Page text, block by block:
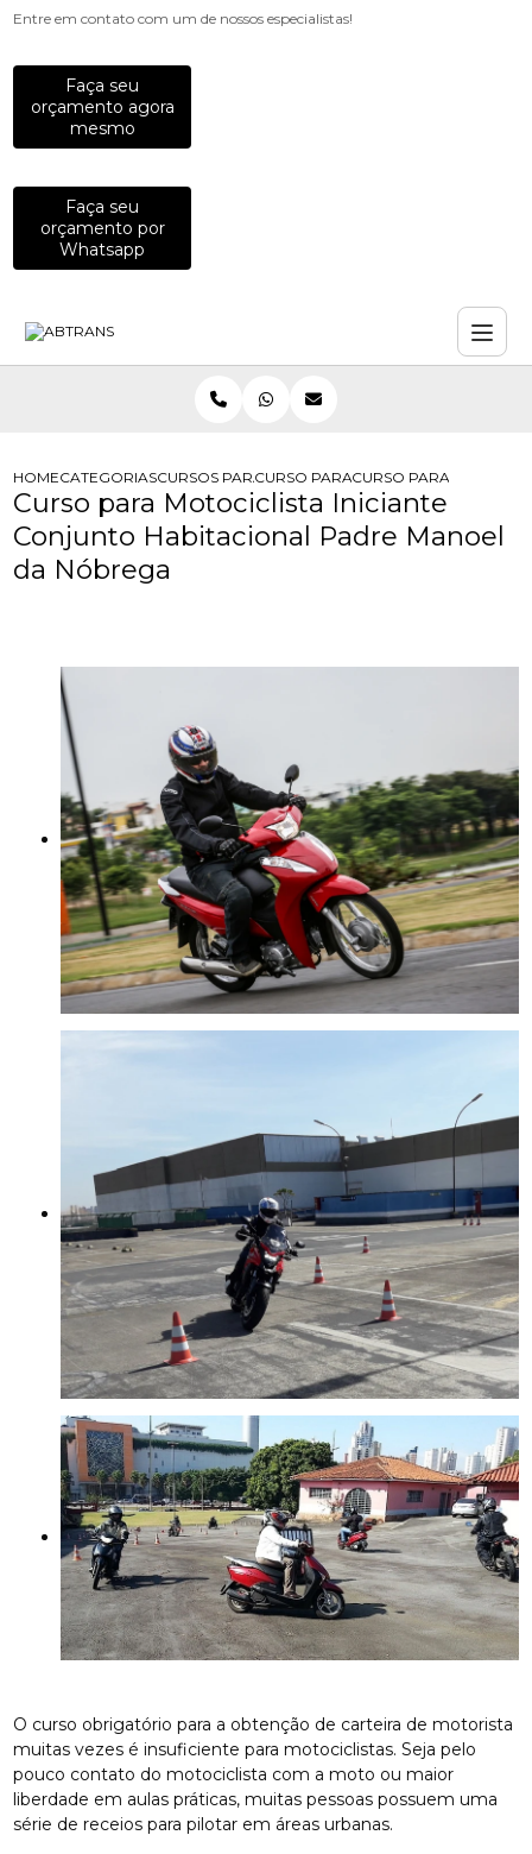
Entre em contato com um de nossos especialistas!
Faça seu
orçamento agora
mesmo
Faça seu
orçamento por
Whatsapp
HOMECATEGORIASCURSOS PARA MOTOCICLISTAS
CURSO PARA MOTOCICLISTA
CURSO PARA
Curso para Motociclista Iniciante
Conjunto Habitacional Padre Manoel
da Nóbrega
O curso obrigatório para a obtenção de carteira de motorista
muitas vezes é insuficiente para motociclistas. Seja pelo
pouco contato do motociclista com a moto ou maior
liberdade em aulas práticas, muitas pessoas possuem uma
série de receios para pilotar em áreas urbanas.